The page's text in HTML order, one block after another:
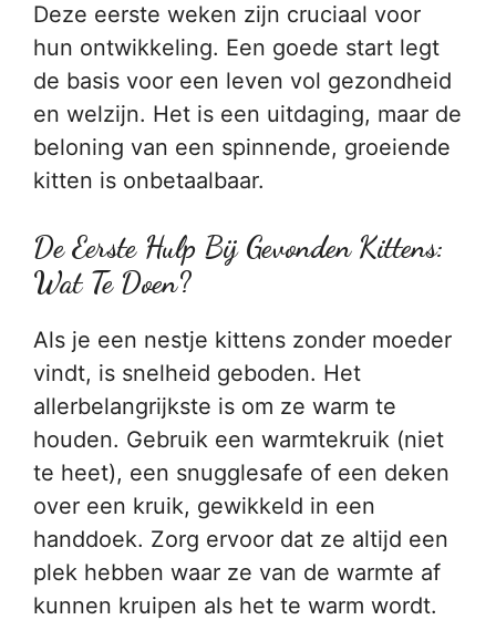
Deze eerste weken zijn cruciaal voor
hun ontwikkeling. Een goede start legt
de basis voor een leven vol gezondheid
en welzijn. Het is een uitdaging, maar de
beloning van een spinnende, groeiende
kitten is onbetaalbaar.
De Eerste Hulp Bij Gevonden Kittens:
Wat Te Doen?
Als je een nestje kittens zonder moeder
vindt, is snelheid geboden. Het
allerbelangrijkste is om ze warm te
houden. Gebruik een warmtekruik (niet
te heet), een snugglesafe of een deken
over een kruik, gewikkeld in een
handdoek. Zorg ervoor dat ze altijd een
plek hebben waar ze van de warmte af
kunnen kruipen als het te warm wordt.